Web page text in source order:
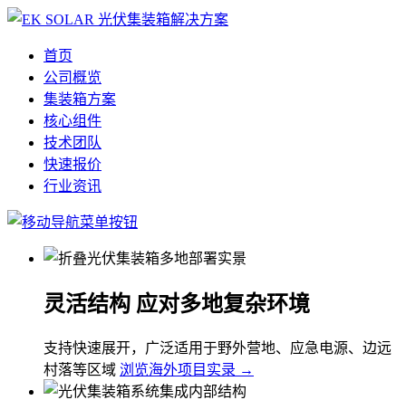
首页
公司概览
集装箱方案
核心组件
技术团队
快速报价
行业资讯
灵活结构 应对多地复杂环境
支持快速展开，广泛适用于野外营地、应急电源、边远
村落等区域 浏览海外项目实录 →